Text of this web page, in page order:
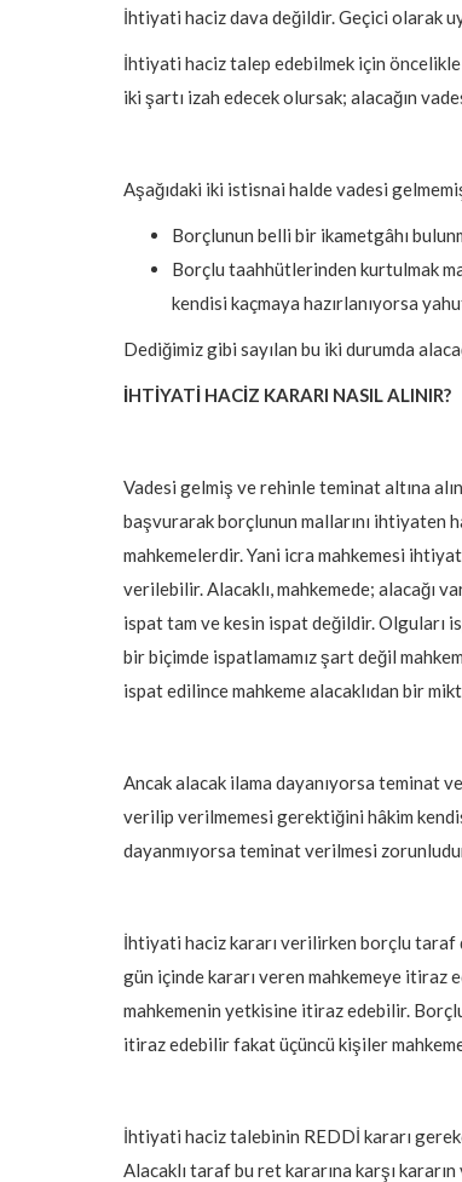
İhtiyati haciz dava değildir. Geçici olarak
İhtiyati haciz talep edebilmek için öncelikle
iki şartı izah edecek olursak; alacağın
Aşağıdaki iki istisnai halde vadesi
Borçlunun belli bir ikametgâhı
Borçlu taahhütlerinden kurtulmak
kendisi kaçmaya hazırlanıyorsa
Dediğimiz gibi sayılan bu iki durumda
İHTİYATİ HACİZ KARARI NASIL ALINIR?
Vadesi gelmiş ve rehinle teminat altına
başvurarak borçlunun mallarını ihtiyaten
mahkemelerdir. Yani icra mahkemesi
verilebilir. Alacaklı, mahkemede; alacağı
ispat tam ve kesin ispat değildir. Olguları
bir biçimde ispatlamamız şart değil
ispat edilince mahkeme alacaklıdan bir
Ancak alacak ilama dayanıyorsa teminat
verilip verilmemesi gerektiğini hâkim
dayanmıyorsa teminat verilmesi
İhtiyati haciz kararı verilirken borçlu taraf
gün içinde kararı veren mahkemeye itiraz
mahkemenin yetkisine itiraz edebilir.
itiraz edebilir fakat üçüncü kişiler
İhtiyati haciz talebinin REDDİ kararı
Alacaklı taraf bu ret kararına karşı